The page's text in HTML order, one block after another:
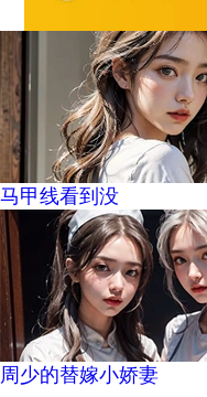
马甲线看到没
周少的替嫁小娇妻